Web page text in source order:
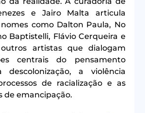
e Jairo Malta articula
como Dalton Paula, No
Baptistelli, Flávio Cerqueira e
artistas que dialogam
centrais do pensamento
descolonização, a violência
de racialização e as
de emancipação.